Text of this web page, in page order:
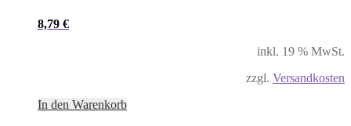
8,79 €
inkl. 19 % MwSt.
zzgl. Versandkosten
In den Warenkorb